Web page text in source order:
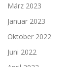
März 2023
Januar 2023
Oktober 2022
Juni 2022